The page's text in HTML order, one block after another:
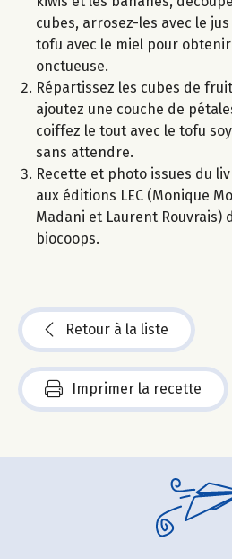
cubes, arrosez-les avec le
tofu avec le miel pour
onctueuse.
Répartissez les cubes de
ajoutez une couche de
coiffez le tout avec le tofu
sans attendre.
Recette et photo issues du
aux éditions LEC (Monique
Madani et Laurent Rouvrais)
biocoops.
Retour à la liste
Imprimer la recette